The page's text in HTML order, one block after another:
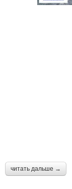
читать дальше →